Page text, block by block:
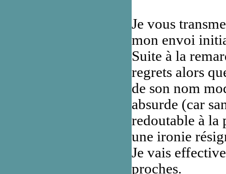
Je vous
mon envoi
Suite à la
regrets alors
de son nom
absurde (car
redoutable à la
une ironie
Je vais
proches.